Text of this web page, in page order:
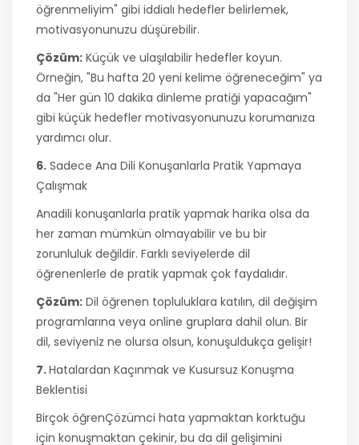
öğrenmeliyim" gibi iddialı hedefler belirlemek,
motivasyonunuzu düşürebilir.
Çözüm: Küçük ve ulaşılabilir hedefler koyun.
Örneğin, "Bu hafta 20 yeni kelime öğreneceğim" ya
da "Her gün 10 dakika dinleme pratiği yapacağım"
gibi küçük hedefler motivasyonunuzu korumanıza
yardımcı olur.
6. Sadece Ana Dili Konuşanlarla Pratik Yapmaya
Çalışmak
Anadili konuşanlarla pratik yapmak harika olsa da
her zaman mümkün olmayabilir ve bu bir
zorunluluk değildir. Farklı seviyelerde dil
öğrenenlerle de pratik yapmak çok faydalıdır.
Çözüm: Dil öğrenen topluluklara katılın, dil değişim
programlarına veya online gruplara dahil olun. Bir
dil, seviyeniz ne olursa olsun, konuşuldukça gelişir!
7.Hatalardan Kaçınmak ve Kusursuz Konuşma
Beklentisi
Birçok öğrenÇözümci hata yapmaktan korktuğu
için konuşmaktan çekinir, bu da dil gelişimini